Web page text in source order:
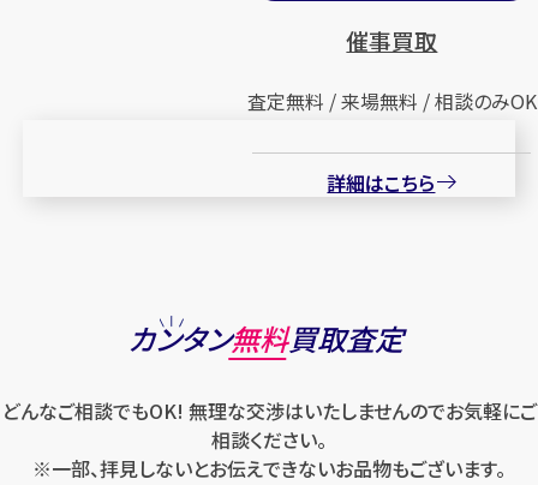
催事買取
査定無料 / 来場無料 / 相談のみOK
詳細はこちら
カンタン無料買取査定
どんなご相談でもOK! 無理な交渉はいたしませんのでお気軽にご
相談ください。
※一部、拝見しないとお伝えできないお品物もございます。